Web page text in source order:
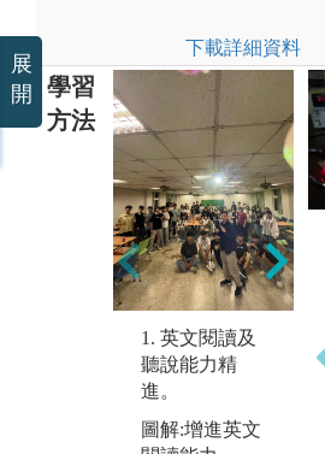
下載詳細資料
學習
方法
1. 英文閱讀及
聽說能力精
進。
圖解:增進英文
展
開